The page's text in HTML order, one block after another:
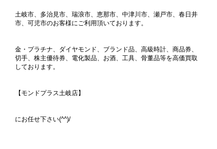
土岐市、多治見市、瑞浪市、恵那市、中津川市、瀬戸市、春日井
市、可児市のお客様にご利用頂いております。
金・プラチナ、ダイヤモンド、ブランド品、高級時計、商品券、
切手、株主優待券、電化製品、お酒、工具、骨董品等を高価買取
しております。
【モンドプラス土岐店】
にお任せ下さい(^^)/